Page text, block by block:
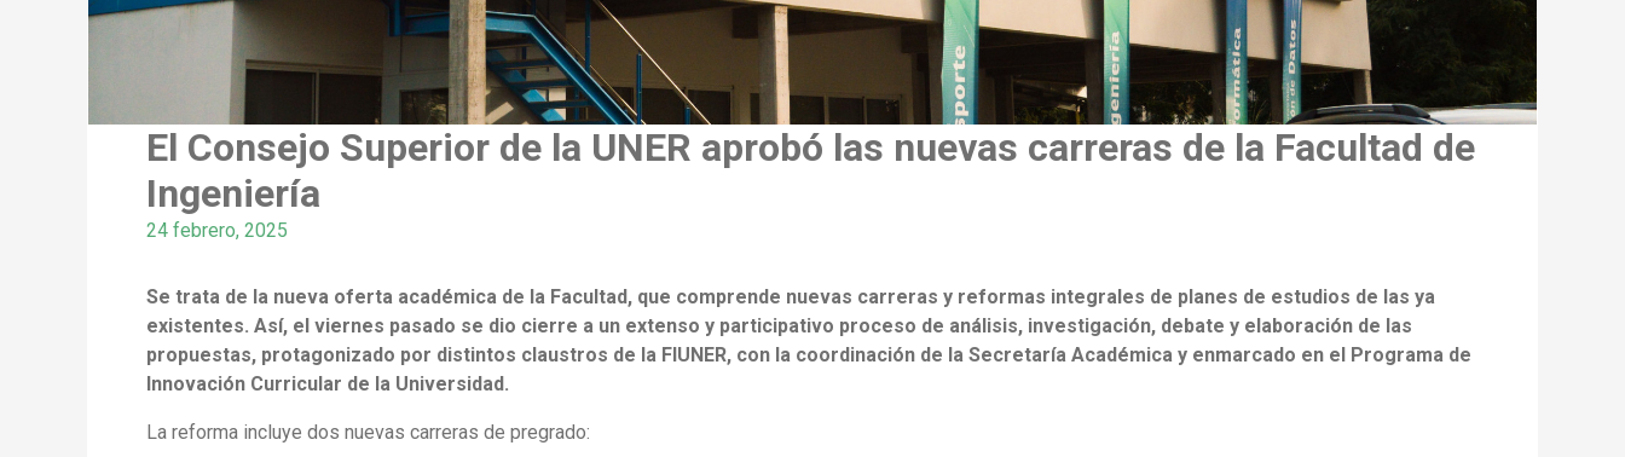
El Consejo Superior de la UNER aprobó las nuevas carreras de la Facultad de
Ingeniería
24 febrero, 2025
Se trata de la nueva oferta académica de la Facultad, que comprende nuevas carreras y reformas integrales de planes de estudios de las ya
existentes. Así, el viernes pasado se dio cierre a un extenso y participativo proceso de análisis, investigación, debate y elaboración de las
propuestas, protagonizado por distintos claustros de la FIUNER, con la coordinación de la Secretaría Académica y enmarcado en el Programa de
Innovación Curricular de la Universidad.
La reforma incluye dos nuevas carreras de pregrado: